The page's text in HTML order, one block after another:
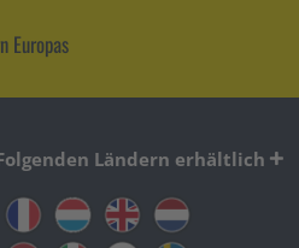
Europas
Ländern erhältlich